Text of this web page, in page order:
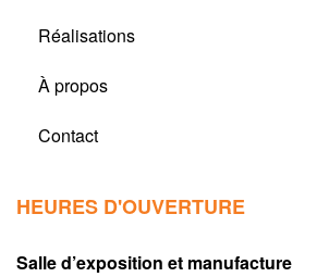
Réalisations
À propos
Contact
HEURES D'OUVERTURE
Salle d’exposition et manufacture